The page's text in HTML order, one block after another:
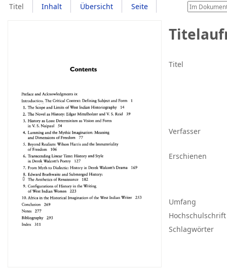
Titel Inhalt Übersicht Seite
Titel
Verfasser
Erschienen
Umfang
Hochschulschrift
Schlagwörter